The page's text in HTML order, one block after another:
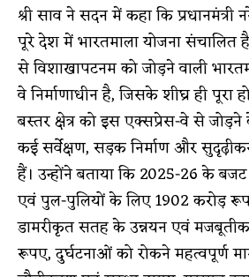
श्री साव ने सदन में कहा कि प्रधानमंत्री
पूरे देश में भारतमाला योजना संचालित
से विशाखापटनम को जोड़ने वाली
वे निर्माणाधीन है, जिसके शीघ्र ही पूरा
बस्तर क्षेत्र को इस एक्सप्रेस-वे से
कई सर्वेक्षण, सड़क निर्माण और
हैं। उन्होंने बताया कि 2025-26 के
एवं पुल-पुलियों के लिए 1902 करोड़
डामरीकृत सतह के उन्नयन एवं
रूपए, दुर्घटनाओं को रोकने महत्वपूर्ण